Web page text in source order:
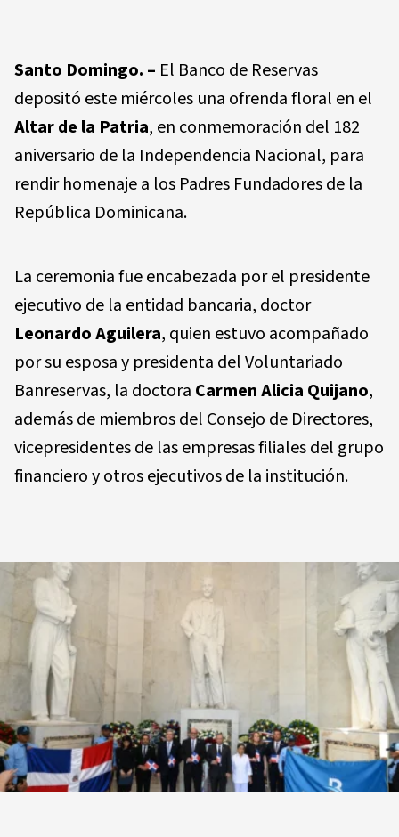
Santo Domingo. – El Banco de Reservas
depositó este miércoles una ofrenda floral en el
Altar de la Patria, en conmemoración del 182
aniversario de la Independencia Nacional, para
rendir homenaje a los Padres Fundadores de la
República Dominicana.
La ceremonia fue encabezada por el presidente
ejecutivo de la entidad bancaria, doctor
Leonardo Aguilera, quien estuvo acompañado
por su esposa y presidenta del Voluntariado
Banreservas, la doctora Carmen Alicia Quijano,
además de miembros del Consejo de Directores,
vicepresidentes de las empresas filiales del grupo
financiero y otros ejecutivos de la institución.